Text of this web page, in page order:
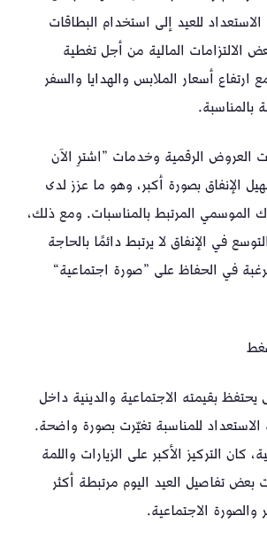
الاستعداد للعيد إلى استخدام البطاقات
الالتزامات المالية من أجل تغطية
أسعار الملابس والهدايا والسفر
بالمناسبة.
العروض الرقمية وخدمات ”اشترِ الآن
الإنفاق بصورة أكبر، وهو ما عزز لدى
الموسمي المرتبط بالمناسبات. ومع ذلك،
في الإنفاق لا يرتبط دائمًا بالحاجة
في الحفاظ على ”صورة اجتماعية“
يحتفظ بقيمته الاجتماعية والدينية داخل
للمناسبة تغيّرت بصورة واضحة.
كان التركيز الأكبر على الزيارات واللمة
بعض تفاصيل العيد اليوم مرتبطة أكثر
والصورة الاجتماعية.